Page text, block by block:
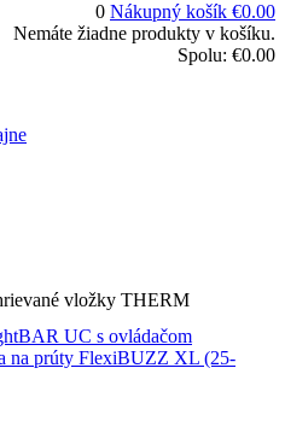
0 Nákupný košík €0.00
Nemáte žiadne produkty v košíku.
Spolu: €0.00
vložky THERM
UC s ovládačom
na prúty FlexiBUZZ XL (25-